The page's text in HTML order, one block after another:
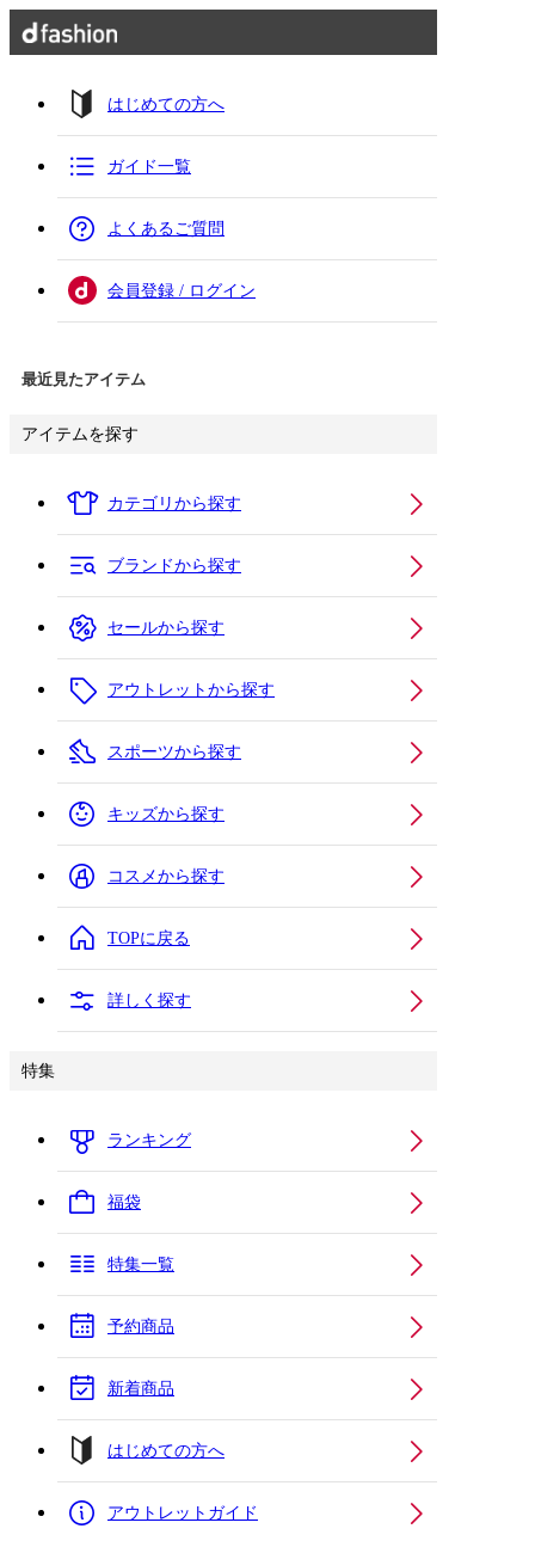
はじめての方へ
ガイド一覧
よくあるご質問
会員登録 / ログイン
最近見たアイテム
アイテムを探す
カテゴリから探す
ブランドから探す
セールから探す
アウトレットから探す
スポーツから探す
キッズから探す
コスメから探す
TOPに戻る
詳しく探す
特集
ランキング
福袋
特集一覧
予約商品
新着商品
はじめての方へ
アウトレットガイド